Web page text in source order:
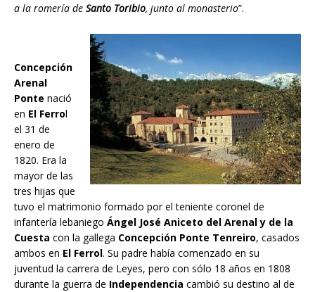
a la romería de Santo Toribio, junto al monasterio”.
Concepción
Arenal
Ponte nació
en El Ferrol
el 31 de
enero de
1820. Era la
mayor de las
tres hijas que
tuvo el matrimonio formado por el teniente coronel de
infantería lebaniego Ángel José Aniceto del Arenal y de la
Cuesta con la gallega Concepción Ponte Tenreiro, casados
ambos en El Ferrol. Su padre había comenzado en su
juventud la carrera de Leyes, pero con sólo 18 años en 1808
durante la guerra de Independencia cambió su destino al de